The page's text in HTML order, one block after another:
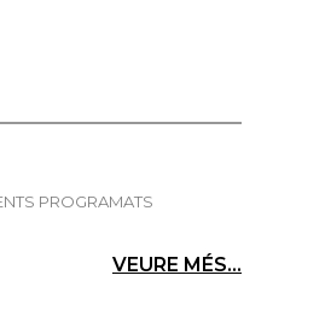
PROGRAMATS
VEURE MÉS...